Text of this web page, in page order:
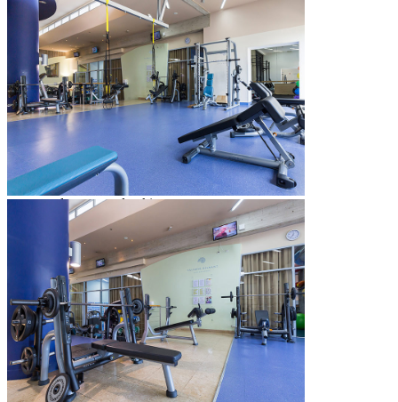
Strefa spa
*za dopłatą
łaźnia parowa, Sauna na podczerwień
biosauna, sauna fińska krystaliczna
beczka i niewielki basen z zimną wodą
miejsce na odpoczynek
ice fontanna, różne typy pryszniców
otwarte miejsce do opalania
podgrzewane ławki